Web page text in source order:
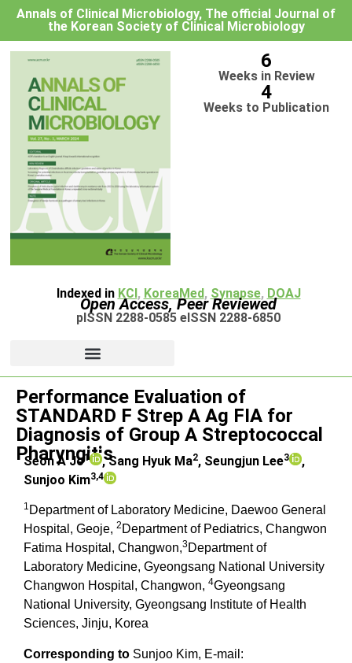
Annals of Clinical Microbiology, The official Journal of
the Korean Society of Clinical Microbiology
6
Weeks in Review
4
Weeks to Publication
Indexed in KCI, KoreaMed, Synapse, DOAJ
Open Access, Peer Reviewed
pISSN 2288-0585 eISSN 2288-6850
Original article
Performance Evaluation of
STANDARD F Strep A Ag FIA for
Diagnosis of Group A Streptococcal
Pharyngitis
Seon A Jo1 ,Sang Hyuk Ma2, Seungjun Lee3
,
Sunjoo Kim3,4
1 Department of Laboratory Medicine, Daewoo General
Hospital, Geoje, 2 Department of Pediatrics, Changwon
Fatima Hospital, Changwon,3Department of
Laboratory Medicine, Gyeongsang National University
Changwon Hospital, Changwon, 4Gyeongsang
National University, Gyeongsang Institute of Health
Sciences, Jinju, Korea
Corresponding to Sunjoo Kim, E-mail: